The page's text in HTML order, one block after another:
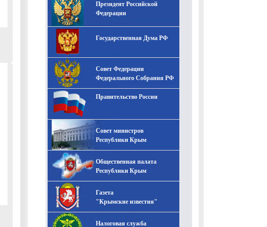
-- Лучшее, что можно сделать с хорошим советом, это
пропустить его мимо ушей. Он никогда не бывает
полезен никому, кроме того, кто его дал.
-- Люблю давать советы и очень не люблю, когда их
дают мне.
Президент Российской
Федерации
Государственная Дума РФ
Совет Федерации
Федерального Собрания РФ
Правительство России
Совет министров
Республики Крым
Общественная палата
Республики Крым
Газета
"Крымские известия"
Налоговая служба